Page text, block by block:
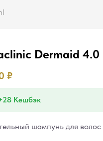
Dermaid 4.0
₽
Кешбэк
шампунь для волос